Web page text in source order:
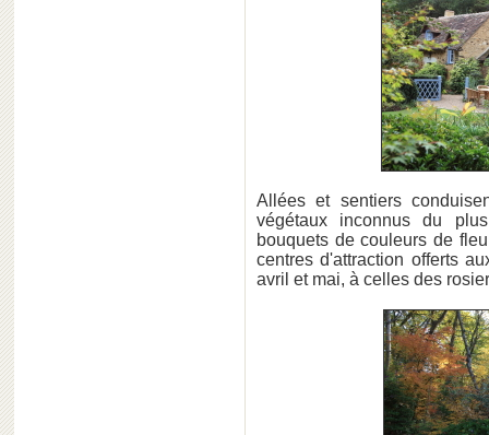
Allées et sentiers
végétaux inconnus du
bouquets de couleurs de
centres d'attraction offerts
avril et mai, à celles des